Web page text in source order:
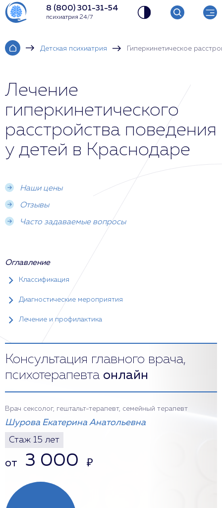
8 (800) 301-31-54
психиатрия 24/7
Детская психиатрия Гиперкинетическое
Лечение
гиперкинетического
расстройства поведения
у детей в Краснодаре
Наши цены
Отзывы
Часто задаваемые вопросы
Оглавление
Классификация
Диагностические мероприятия
Лечение и профилактика
Консультация главного врача,
психотерапевта онлайн
Врач сексолог, гештальт-терапевт, семейный терапевт
Шурова Екатерина Анатольевна
Стаж 15 лет
от 3 000 ₽